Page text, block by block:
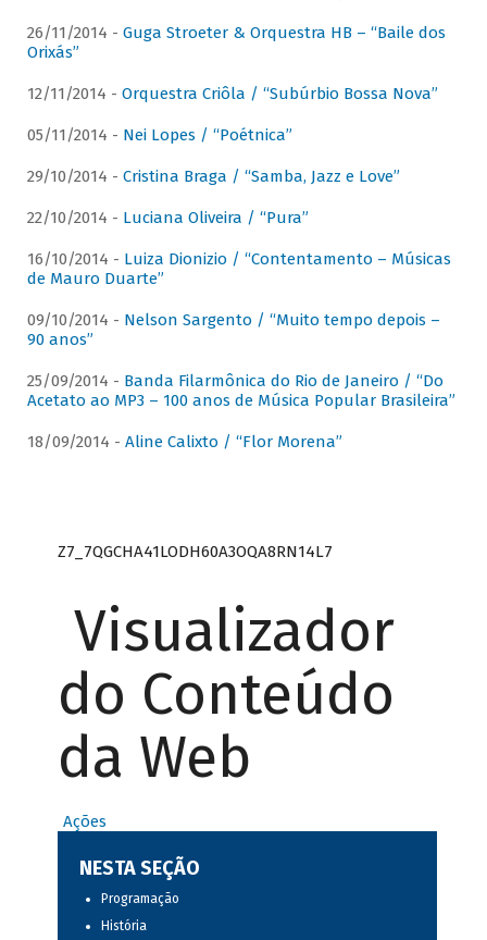
26/11/2014 - Guga Stroeter & Orquestra HB – “Baile dos
Orixás”
12/11/2014 - Orquestra Criôla / “Subúrbio Bossa Nova”
05/11/2014 - Nei Lopes / “Poétnica”
29/10/2014 - Cristina Braga / “Samba, Jazz e Love”
22/10/2014 - Luciana Oliveira / “Pura”
16/10/2014 - Luiza Dionizio / “Contentamento – Músicas
de Mauro Duarte”
09/10/2014 - Nelson Sargento / “Muito tempo depois –
90 anos”
25/09/2014 - Banda Filarmônica do Rio de Janeiro / “Do
Acetato ao MP3 – 100 anos de Música Popular Brasileira”
18/09/2014 - Aline Calixto / “Flor Morena”
Z7_7QGCHA41LODH60A3OQA8RN14L7
Visualizador
do Conteúdo
da Web
Ações
NESTA SEÇÃO
Programação
História